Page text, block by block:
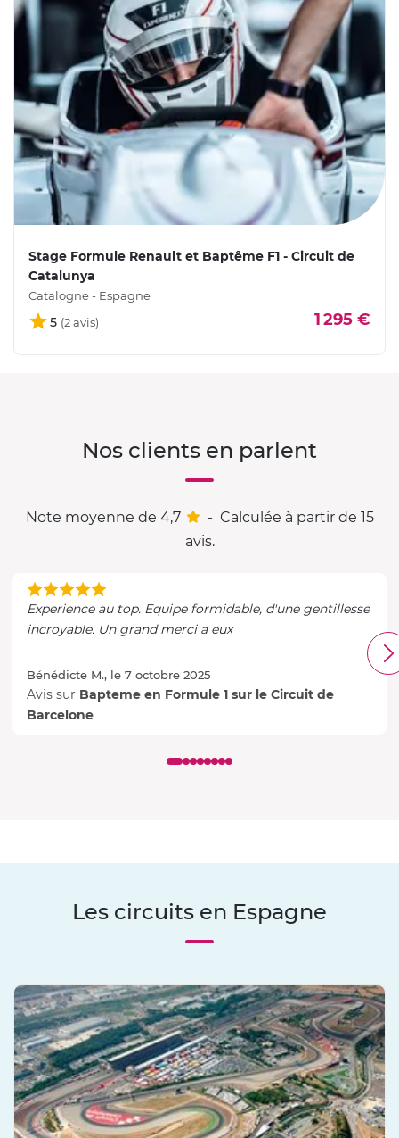
Stage Formule Renault et Baptême F1 - Circuit de
Catalunya
Catalogne - Espagne
5 1 295 €
Nos clients en parlent
Note moyenne de 4,7 - Calculée à partir de 15
avis.
Experience au top. Equipe formidable, d'une gentillesse
incroyable. Un grand merci a eux
Bénédicte M., le 7 octobre 2025
Avis sur Bapteme en Formule 1 sur le Circuit de
Barcelone
Les circuits en Espagne